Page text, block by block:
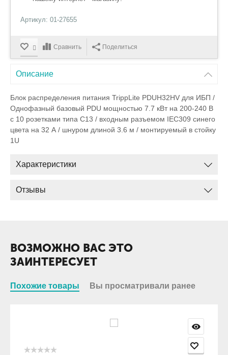
Артикул: 01-27655
Сравнить Поделиться
Описание
Блок распределения питания TrippLite PDUH32HV для ИБП /
Однофазный базовый PDU мощностью 7.7 кВт на 200-240 В
с 10 розетками типа C13 / входным разъемом IEC309 синего
цвета на 32 А / шнуром длиной 3.6 м / монтируемый в стойку
1U
Характеристики
Отзывы
ВОЗМОЖНО ВАС ЭТО
ЗАИНТЕРЕСУЕТ
Похожие товары Вы просматривали ранее